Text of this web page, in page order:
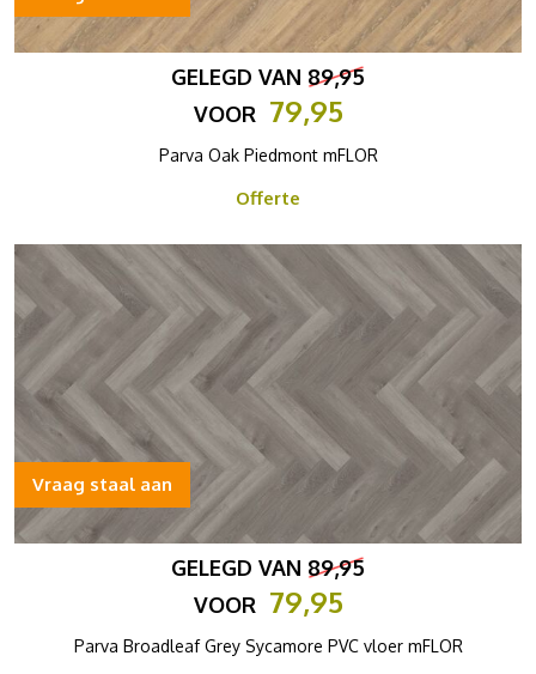
GELEGD VAN 89,95
VOOR 79,95
Parva Oak Piedmont mFLOR
Offerte
GELEGD VAN 89,95
VOOR 79,95
Parva Broadleaf Grey Sycamore PVC vloer mFLOR
Vraag staal aan